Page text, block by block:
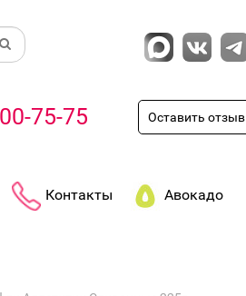
75-75 Оставить отзыв
Контакты Авокадо